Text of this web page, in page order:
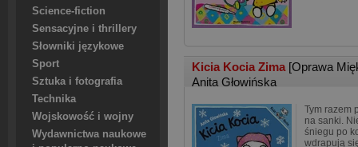
Science-fiction
Sensacyjne i thrillery
Słowniki językowe
Sport
Sztuka i fotografia
Technika
Wojskowość i wojny
Wydawnictwa naukowe
Kicia Kocia Zima [Oprawa
Anita Głowińska
Tym razem
na sanki.
śniegu po
wdrapują